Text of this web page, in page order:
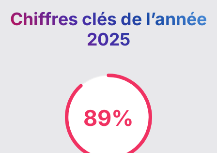
Chiffres clés de l’année
2025
90%